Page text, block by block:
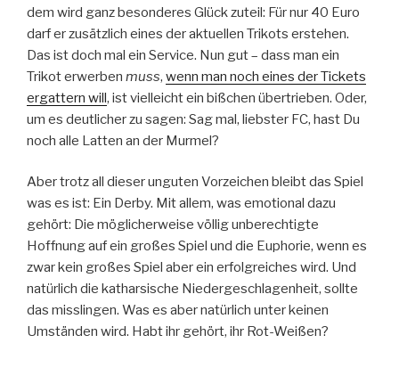
dem wird ganz besonderes Glück zuteil: Für nur 40 Euro
darf er zusätzlich eines der aktuellen Trikots erstehen.
Das ist doch mal ein Service. Nun gut – dass man ein
Trikot erwerben muss, wenn man noch eines der Tickets
ergattern will, ist vielleicht ein bißchen übertrieben. Oder,
um es deutlicher zu sagen: Sag mal, liebster FC, hast Du
noch alle Latten an der Murmel?
Aber trotz all dieser unguten Vorzeichen bleibt das Spiel
was es ist: Ein Derby. Mit allem, was emotional dazu
gehört: Die möglicherweise völlig unberechtigte
Hoffnung auf ein großes Spiel und die Euphorie, wenn es
zwar kein großes Spiel aber ein erfolgreiches wird. Und
natürlich die katharsische Niedergeschlagenheit, sollte
das misslingen. Was es aber natürlich unter keinen
Umständen wird. Habt ihr gehört, ihr Rot-Weißen?